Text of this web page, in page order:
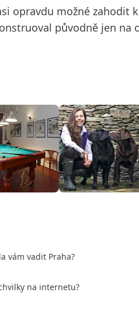
opravdu možné
původně jen
vám vadit Praha?
na internetu?